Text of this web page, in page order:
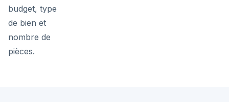
budget, type
de bien et
nombre de
pièces.